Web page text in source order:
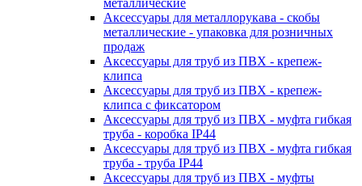
металлические
Аксессуары для металлорукава - скобы
металлические - упаковка для розничных
продаж
Аксессуары для труб из ПВХ - крепеж-
клипса
Аксессуары для труб из ПВХ - крепеж-
клипса с фиксатором
Аксессуары для труб из ПВХ - муфта гибкая
труба - коробка IP44
Аксессуары для труб из ПВХ - муфта гибкая
труба - труба IP44
Аксессуары для труб из ПВХ - муфты